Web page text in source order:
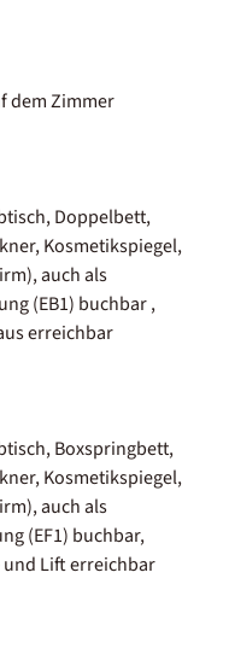
dem Zimmer
Doppelbett,
Kosmetikspiegel,
auch als
(EB1) buchbar ,
erreichbar
Boxspringbett,
Kosmetikspiegel,
auch als
(EF1) buchbar,
Lift erreichbar